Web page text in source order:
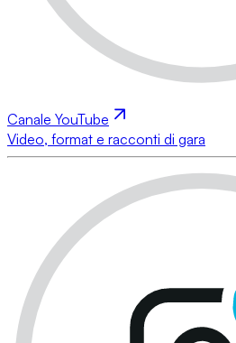
Canale YouTube
Video, format e racconti di gara